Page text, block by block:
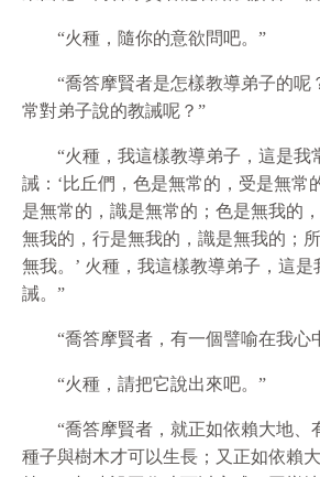
“火種，隨你的意欲問吧。”
“喬答摩賢者是怎樣教導弟子的呢
常對弟子說的教誡呢？”
“火種，我這樣教導弟子，這是我
誡：‘比丘們，色是無常的，受是無常
是無常的，識是無常的；色是無我的
無我的，行是無我的，識是無我的；
無我。’ 火種，我這樣教導弟子，這
誡。”
“喬答摩賢者，有一個譬喻在我心
“火種，請把它說出來吧。”
“喬答摩賢者，就正如依賴大地、
種子與樹木才可以生長；又正如依賴